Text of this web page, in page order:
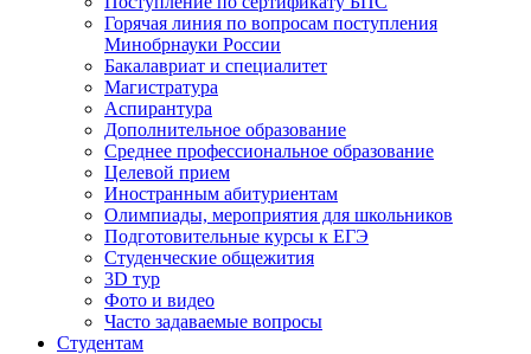
Горячая линия по вопросам поступления
Минобрнауки России
Бакалавриат и специалитет
Магистратура
Аспирантура
Дополнительное образование
Среднее профессиональное образование
Целевой прием
Иностранным абитуриентам
Олимпиады, мероприятия для школьников
Подготовительные курсы к ЕГЭ
Студенческие общежития
3D тур
Фото и видео
Часто задаваемые вопросы
Студентам